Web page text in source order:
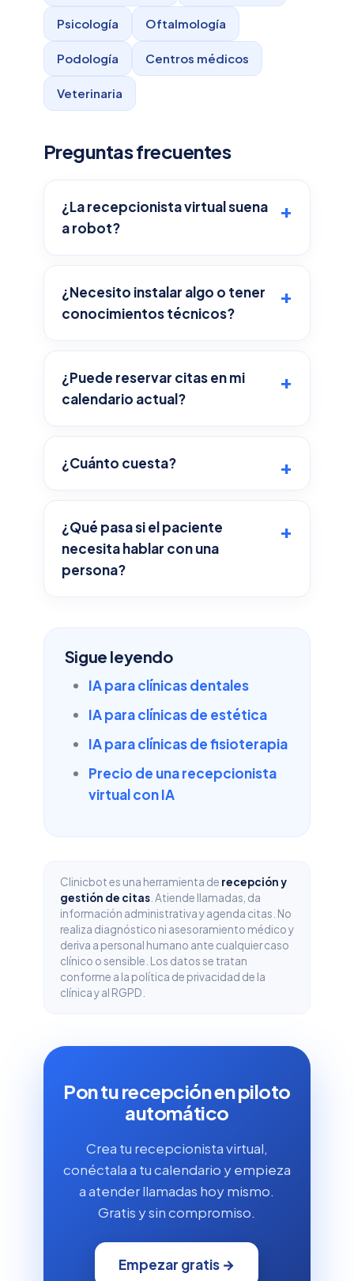
Psicología Oftalmología
Podología Centros médicos
Veterinaria
Preguntas frecuentes
¿La recepcionista virtual suena
a robot?
¿Necesito instalar algo o tener
conocimientos técnicos?
¿Puede reservar citas en mi
calendario actual?
¿Cuánto cuesta?
¿Qué pasa si el paciente
necesita hablar con una
persona?
Sigue leyendo
IA para clínicas dentales
IA para clínicas de estética
IA para clínicas de fisioterapia
Precio de una recepcionista
virtual con IA
Clinicbot es una herramienta de recepción y
gestión de citas. Atiende llamadas, da
información administrativa y agenda citas. No
realiza diagnóstico ni asesoramiento médico y
deriva a personal humano ante cualquier caso
clínico o sensible. Los datos se tratan
conforme a la política de privacidad de la
clínica y al RGPD.
Pon tu recepción en piloto
automático
Crea tu recepcionista virtual,
conéctala a tu calendario y empieza
a atender llamadas hoy mismo.
Gratis y sin compromiso.
Empezar gratis →